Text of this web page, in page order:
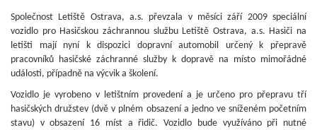
Společnost Letiště Ostrava, a.s. převzala v měsíci září 2009 speciální
vozidlo pro Hasičskou záchrannou službu Letiště Ostrava, a.s. Hasiči na
letišti mají nyní k dispozici dopravní automobil určený k přepravě
pracovníků hasičské záchranné služby k dopravě na místo mimořádné
události, případně na výcvik a školení.
Vozidlo je vyrobeno v letištním provedení a je určeno pro přepravu tří
hasičských družstev (dvě v plném obsazení a jedno ve sníženém početním
stavu) v obsazení 16 míst a řidič. Vozidlo bude využíváno při nutné